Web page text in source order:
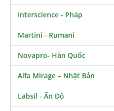
Interscience - Pháp
Martini - Rumani
Novapro- Hàn Quốc
Alfa Mirage – Nhật Bản
Labsil - Ấn Độ